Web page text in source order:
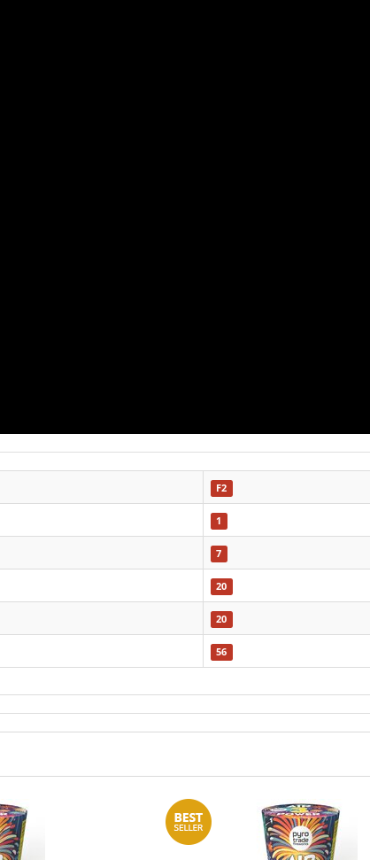
F2
1
7
20
20
56